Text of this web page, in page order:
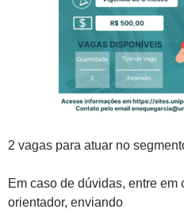
2 vagas para atuar no
Em caso de dúvidas, entre em
orientador, enviando